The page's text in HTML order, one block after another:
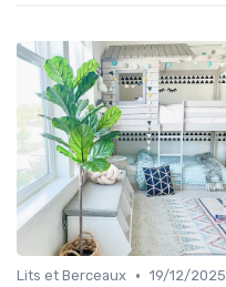
Lits et Berceaux • 19/12/2025